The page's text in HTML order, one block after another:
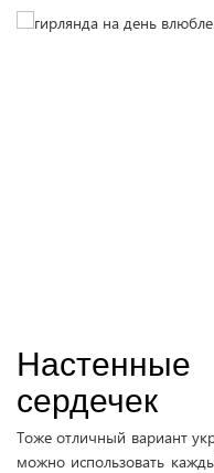
сердечек
Тоже отличный вариант
можно использовать